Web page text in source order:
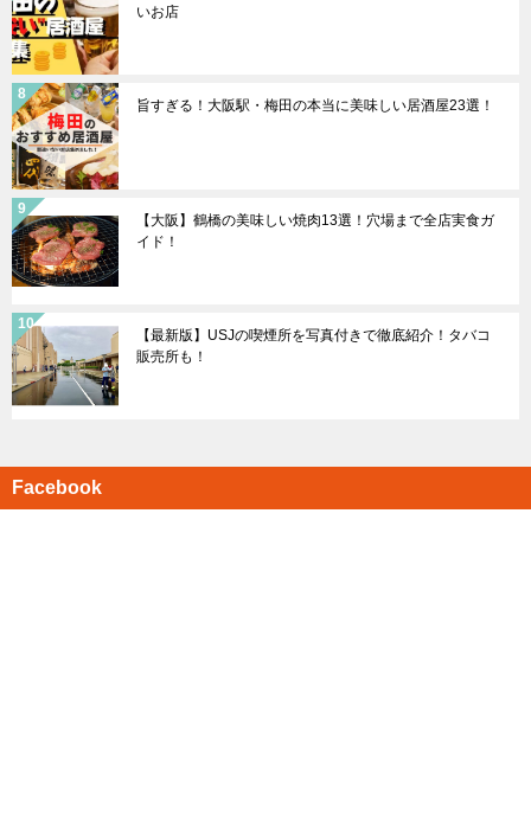
いお店
旨すぎる！大阪駅・梅田の本当に美味しい居酒屋23選！
【大阪】鶴橋の美味しい焼肉13選！穴場まで全店実食ガ
イド！
【最新版】USJの喫煙所を写真付きで徹底紹介！タバコ
販売所も！
Facebook